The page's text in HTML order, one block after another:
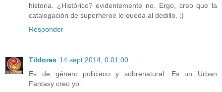
historia. ¿Histórico? evidentemente no. Ergo, creo que la
catalogación de superhéroe le queda al dedillo. ;)
Responder
Tildoras 14 sept 2014, 0:01:00
Es de género policiaco y sobrenatural. Es un Urban
Fantasy creo yo.